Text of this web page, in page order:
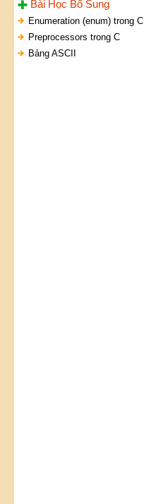
Bài Học Bổ Sung
Enumeration (enum) trong C
Preprocessors trong C
Bảng ASCII